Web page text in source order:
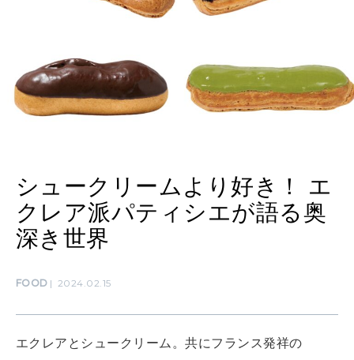
わたしができること
WORK&MONEY
いい人生って？
2026年9月号「北海道 おいしく遊ぶ、夏のご褒美旅。」
シュークリームより好き！ エ
クレア派パティシエが語る奥
深き世界
FOOD 2024.02.15
エクレアとシュークリーム。共にフランス発祥の